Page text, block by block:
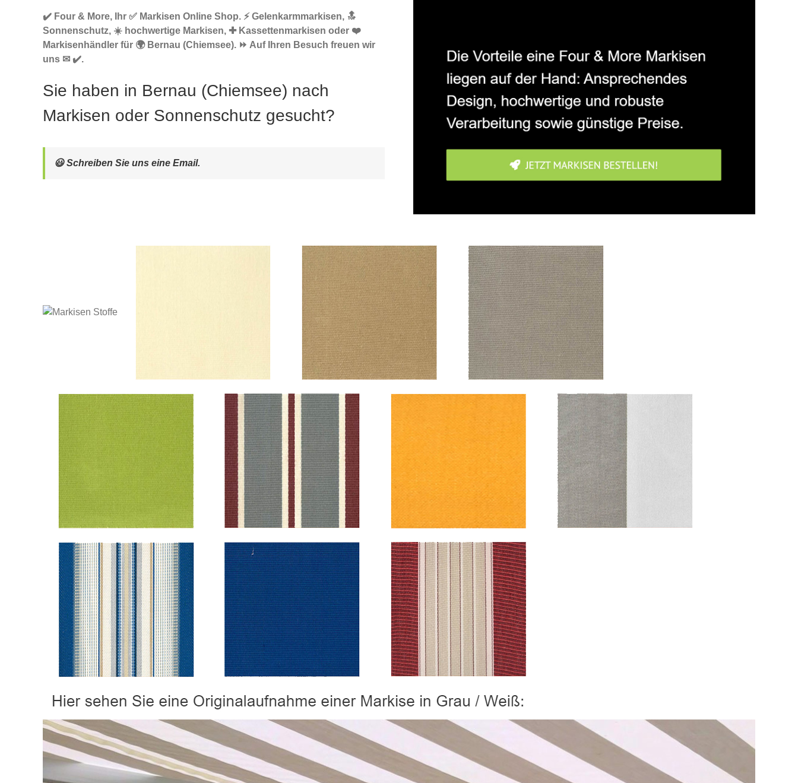
✔️ Four & More, Ihr ✅ Markisen Online Shop. ⚡ Gelenkarmmarkisen, 🔝
Sonnenschutz, ☀️ hochwertige Markisen, ✚ Kassettenmarkisen oder ❤️
Markisenhändler für 🌍 Bernau (Chiemsee). ⏩ Auf Ihren Besuch freuen wir
uns ✉ ✔️.
Sie haben in Bernau (Chiemsee) nach
Markisen oder Sonnenschutz gesucht?
😃 Schreiben Sie uns eine Email.